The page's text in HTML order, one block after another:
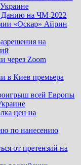
Данию на ЧМ-2022
«Оскар» Айрин
на
через Zoom
в Киев премьера
всей Европы
цен на
по нанесению
от претензий на